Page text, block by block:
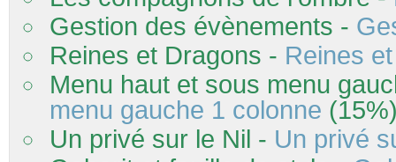
Gestion des évènements -
Reines et Dragons - Reines
Menu haut et sous menu
menu gauche 1 colonne
Un privé sur le Nil - Un privé